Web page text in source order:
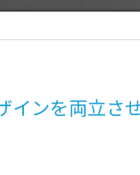
インを両立さ